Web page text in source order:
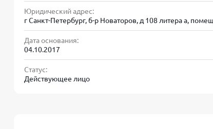
Срок займа 7 – 30
Процентная ставка
Решение по заявке
Юридический адрес:
г Санкт-Петербург, б-р Новаторов, д 108 литера а,
Дата основания:
04.10.2017
Статус:
Действующее лицо